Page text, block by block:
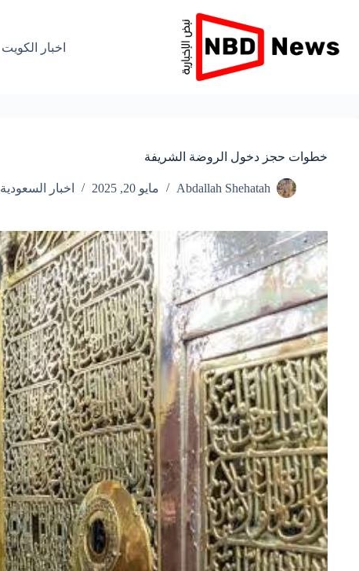
اخبار الكويت
خطوات حجز دخول الروضة الشريفة
Abdallah Shehatah مايو 20, 2025 اخبار السعودية